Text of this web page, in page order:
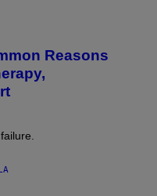
Reasons